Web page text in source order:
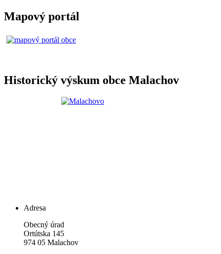
Mapový portál
Historický výskum obce Malachov
Adresa
Obecný úrad
Ortútska 145
974 05 Malachov